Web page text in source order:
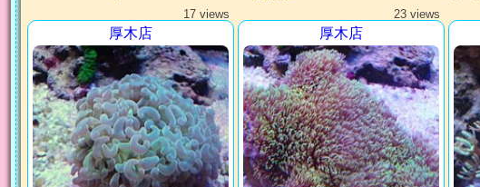
17 views
厚木店
23 views
厚木店